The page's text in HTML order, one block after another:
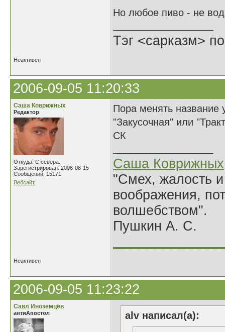
Но любое пиво - не
Тэг <сарказм>
Неактивен
2006-09-05 11:20:33
Саша Коврижных
Редактор
Откуда: С севера.
Зарегистрирован: 2006-08-15
Сообщений: 15171
Вебсайт
Пора менять название
"Закусочная" или
СК
Саша Коврижных
"Смех, жалость
воображения,
волшебством".
Пушкин А. С.
Неактивен
2006-09-05 11:23:22
Савл Иноземцев
антиАпостол
alv написал(а):